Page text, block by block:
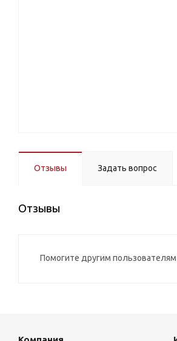
Отзывы Задать вопрос
Отзывы
Помогите другим